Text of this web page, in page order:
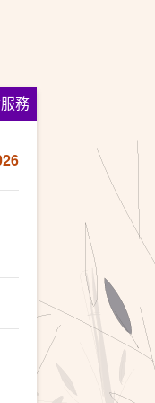
務